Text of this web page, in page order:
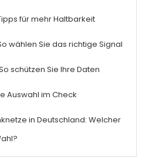
für mehr Haltbarkeit
wählen Sie das richtige Signal
schützen Sie Ihre Daten
Auswahl im Check
in Deutschland: Welcher